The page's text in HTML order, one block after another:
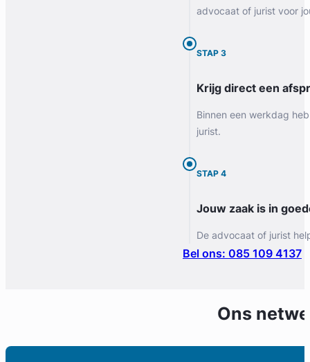
advocaat of jurist voor
STAP 3
Krijg direct een
Binnen een werkdag
jurist.
STAP 4
Jouw zaak is in
De advocaat of jurist
Bel ons: 085 109 4137
Ons